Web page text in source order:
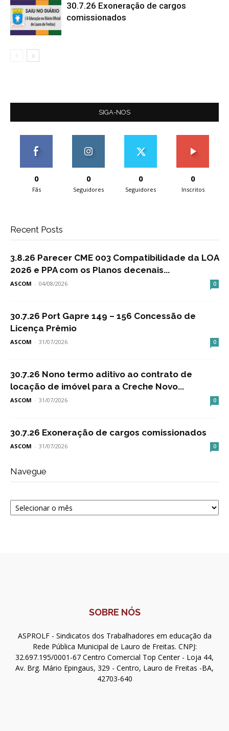
30.7.26 Exoneração de cargos
comissionados
SIGA-NOS
0
Fãs
0
Seguidores
0
Seguidores
0
Inscritos
Recent Posts
3.8.26 Parecer CME 003 Compatibilidade da LOA
2026 e PPA com os Planos decenais...
ASCOM - 04/08/2026 0
30.7.26 Port Gapre 149 – 156 Concessão de
Licença Prêmio
ASCOM - 31/07/2026 0
30.7.26 Nono termo aditivo ao contrato de
locação de imóvel para a Creche Novo...
ASCOM - 31/07/2026 0
30.7.26 Exoneração de cargos comissionados
ASCOM - 31/07/2026 0
Navegue
Navegue
SOBRE NÓS
ASPROLF - Sindicatos dos Trabalhadores em educação da
Rede Pública Municipal de Lauro de Freitas. CNPJ:
32.697.195/0001-67 Centro Comercial Top Center - Loja 44,
Av. Brg. Mário Epingaus, 329 - Centro, Lauro de Freitas -BA,
42703-640